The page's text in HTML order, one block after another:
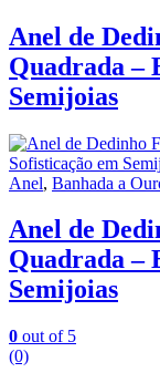
Anel de
Quadrada –
Semijoias
Anel, Banhada a
Anel de
Quadrada –
Semijoias
0 out of 5
(0)